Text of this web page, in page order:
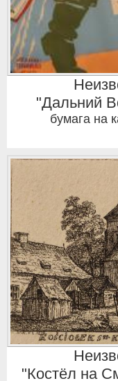
"Дальний
бумага на
"Костёл на